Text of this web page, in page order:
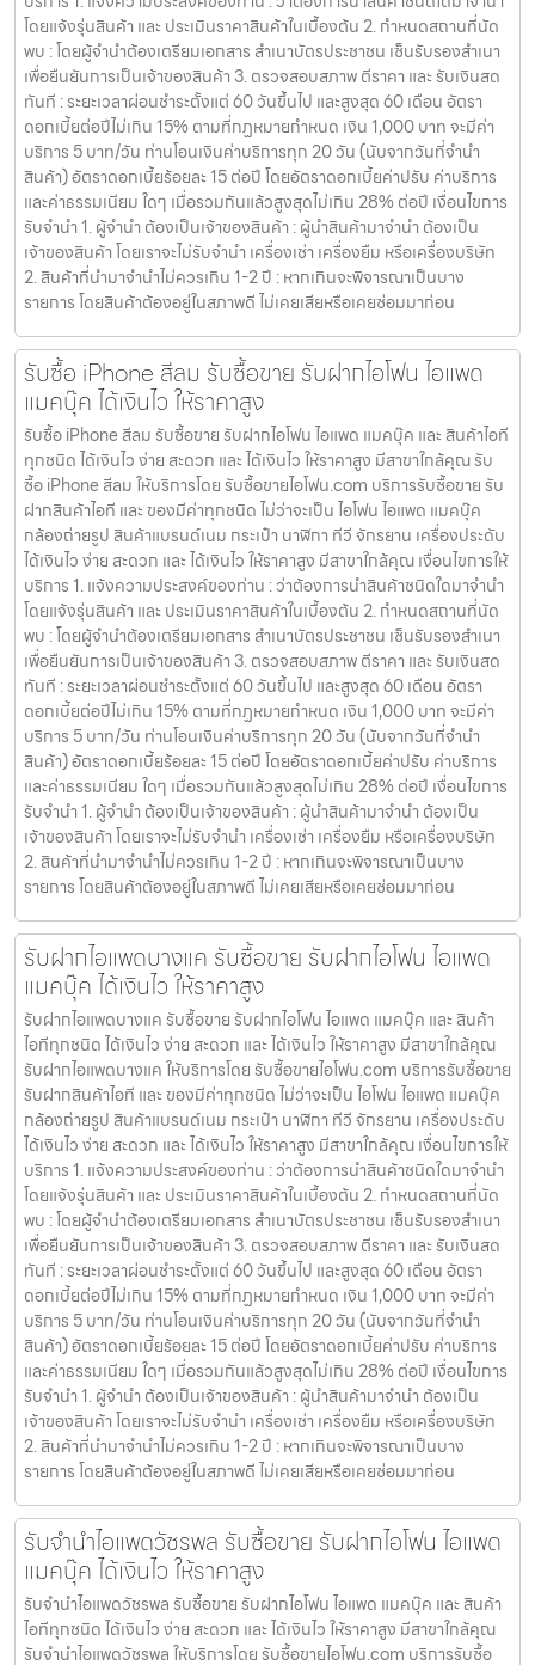
โดยแจ้งรุ่นสินค้า และ ประเมินราคาสินค้าในเบื้องต้น 2. กำหนดสถานที่นัด
พบ : โดยผู้จำนำต้องเตรียมเอกสาร สำเนาบัตรประชาชน เซ็นรับรองสำเนา
เพื่อยืนยันการเป็นเจ้าของสินค้า 3. ตรวจสอบสภาพ ตีราคา และ รับเงินสด
ทันที : ระยะเวลาผ่อนชำระตั้งแต่ 60 วันขึ้นไป และสูงสุด 60 เดือน อัตรา
ดอกเบี้ยต่อปีไม่เกิน 15% ตามที่กฏหมายกำหนด เงิน 1,000 บาท จะมีค่า
บริการ 5 บาท/วัน ท่านโอนเงินค่าบริการทุก 20 วัน (นับจากวันที่จำนำ
สินค้า) อัตราดอกเบี้ยร้อยละ 15 ต่อปี โดยอัตราดอกเบี้ยค่าปรับ ค่าบริการ
และค่าธรรมเนียม ใดๆ เมื่อรวมกันแล้วสูงสุดไม่เกิน 28% ต่อปี เงื่อนไขการ
รับจำนำ 1. ผู้จำนำ ต้องเป็นเจ้าของสินค้า : ผู้นำสินค้ามาจำนำ ต้องเป็น
เจ้าของสินค้า โดยเราจะไม่รับจำนำ เครื่องเช่า เครื่องยืม หรือเครื่องบริษัท
2. สินค้าที่นำมาจำนำไม่ควรเกิน 1-2 ปี : หากเกินจะพิจารณาเป็นบาง
รายการ โดยสินค้าต้องอยู่ในสภาพดี ไม่เคยเสียหรือเคยซ่อมมาก่อน
รับซื้อ iPhone สีลม รับซื้อขาย รับฝากไอโฟน ไอแพด
แมคบุ๊ค ได้เงินไว ให้ราคาสูง
รับซื้อ iPhone สีลม รับซื้อขาย รับฝากไอโฟน ไอแพด แมคบุ๊ค และ สินค้าไอที
ทุกชนิด ได้เงินไว ง่าย สะดวก และ ได้เงินไว ให้ราคาสูง มีสาขาใกล้คุณ รับ
ซื้อ iPhone สีลม ให้บริการโดย รับซื้อขายไอโฟน.com บริการรับซื้อขาย รับ
ฝากสินค้าไอที และ ของมีค่าทุกชนิด ไม่ว่าจะเป็น ไอโฟน ไอแพด แมคบุ๊ค
กล้องถ่ายรูป สินค้าแบรนด์เนม กระเป๋า นาฬิกา ทีวี จักรยาน เครื่องประดับ
ได้เงินไว ง่าย สะดวก และ ได้เงินไว ให้ราคาสูง มีสาขาใกล้คุณ เงื่อนไขการให้
บริการ 1. แจ้งความประสงค์ของท่าน : ว่าต้องการนำสินค้าชนิดใดมาจำนำ
โดยแจ้งรุ่นสินค้า และ ประเมินราคาสินค้าในเบื้องต้น 2. กำหนดสถานที่นัด
พบ : โดยผู้จำนำต้องเตรียมเอกสาร สำเนาบัตรประชาชน เซ็นรับรองสำเนา
เพื่อยืนยันการเป็นเจ้าของสินค้า 3. ตรวจสอบสภาพ ตีราคา และ รับเงินสด
ทันที : ระยะเวลาผ่อนชำระตั้งแต่ 60 วันขึ้นไป และสูงสุด 60 เดือน อัตรา
ดอกเบี้ยต่อปีไม่เกิน 15% ตามที่กฏหมายกำหนด เงิน 1,000 บาท จะมีค่า
บริการ 5 บาท/วัน ท่านโอนเงินค่าบริการทุก 20 วัน (นับจากวันที่จำนำ
สินค้า) อัตราดอกเบี้ยร้อยละ 15 ต่อปี โดยอัตราดอกเบี้ยค่าปรับ ค่าบริการ
และค่าธรรมเนียม ใดๆ เมื่อรวมกันแล้วสูงสุดไม่เกิน 28% ต่อปี เงื่อนไขการ
รับจำนำ 1. ผู้จำนำ ต้องเป็นเจ้าของสินค้า : ผู้นำสินค้ามาจำนำ ต้องเป็น
เจ้าของสินค้า โดยเราจะไม่รับจำนำ เครื่องเช่า เครื่องยืม หรือเครื่องบริษัท
2. สินค้าที่นำมาจำนำไม่ควรเกิน 1-2 ปี : หากเกินจะพิจารณาเป็นบาง
รายการ โดยสินค้าต้องอยู่ในสภาพดี ไม่เคยเสียหรือเคยซ่อมมาก่อน
รับฝากไอแพดบางแค รับซื้อขาย รับฝากไอโฟน ไอแพด
แมคบุ๊ค ได้เงินไว ให้ราคาสูง
รับฝากไอแพดบางแค รับซื้อขาย รับฝากไอโฟน ไอแพด แมคบุ๊ค และ สินค้า
ไอทีทุกชนิด ได้เงินไว ง่าย สะดวก และ ได้เงินไว ให้ราคาสูง มีสาขาใกล้คุณ
รับฝากไอแพดบางแค ให้บริการโดย รับซื้อขายไอโฟน.com บริการรับซื้อขาย
รับฝากสินค้าไอที และ ของมีค่าทุกชนิด ไม่ว่าจะเป็น ไอโฟน ไอแพด แมคบุ๊ค
กล้องถ่ายรูป สินค้าแบรนด์เนม กระเป๋า นาฬิกา ทีวี จักรยาน เครื่องประดับ
ได้เงินไว ง่าย สะดวก และ ได้เงินไว ให้ราคาสูง มีสาขาใกล้คุณ เงื่อนไขการให้
บริการ 1. แจ้งความประสงค์ของท่าน : ว่าต้องการนำสินค้าชนิดใดมาจำนำ
โดยแจ้งรุ่นสินค้า และ ประเมินราคาสินค้าในเบื้องต้น 2. กำหนดสถานที่นัด
พบ : โดยผู้จำนำต้องเตรียมเอกสาร สำเนาบัตรประชาชน เซ็นรับรองสำเนา
เพื่อยืนยันการเป็นเจ้าของสินค้า 3. ตรวจสอบสภาพ ตีราคา และ รับเงินสด
ทันที : ระยะเวลาผ่อนชำระตั้งแต่ 60 วันขึ้นไป และสูงสุด 60 เดือน อัตรา
ดอกเบี้ยต่อปีไม่เกิน 15% ตามที่กฏหมายกำหนด เงิน 1,000 บาท จะมีค่า
บริการ 5 บาท/วัน ท่านโอนเงินค่าบริการทุก 20 วัน (นับจากวันที่จำนำ
สินค้า) อัตราดอกเบี้ยร้อยละ 15 ต่อปี โดยอัตราดอกเบี้ยค่าปรับ ค่าบริการ
และค่าธรรมเนียม ใดๆ เมื่อรวมกันแล้วสูงสุดไม่เกิน 28% ต่อปี เงื่อนไขการ
รับจำนำ 1. ผู้จำนำ ต้องเป็นเจ้าของสินค้า : ผู้นำสินค้ามาจำนำ ต้องเป็น
เจ้าของสินค้า โดยเราจะไม่รับจำนำ เครื่องเช่า เครื่องยืม หรือเครื่องบริษัท
2. สินค้าที่นำมาจำนำไม่ควรเกิน 1-2 ปี : หากเกินจะพิจารณาเป็นบาง
รายการ โดยสินค้าต้องอยู่ในสภาพดี ไม่เคยเสียหรือเคยซ่อมมาก่อน
รับจำนำไอแพดวัชรพล รับซื้อขาย รับฝากไอโฟน ไอแพด
แมคบุ๊ค ได้เงินไว ให้ราคาสูง
รับจำนำไอแพดวัชรพล รับซื้อขาย รับฝากไอโฟน ไอแพด แมคบุ๊ค และ สินค้า
ไอทีทุกชนิด ได้เงินไว ง่าย สะดวก และ ได้เงินไว ให้ราคาสูง มีสาขาใกล้คุณ
รับจำนำไอแพดวัชรพล ให้บริการโดย รับซื้อขายไอโฟน.com บริการรับซื้อ